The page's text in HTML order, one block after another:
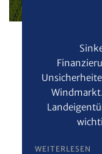
Windmarkt.
WEITERLESEN